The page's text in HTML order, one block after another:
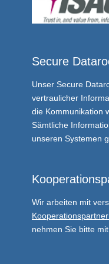
Secure
Unser Secure
vertraulicher
die Kommunikation
Sämtliche
unseren Systemen
Wir arbeiten mit
nehmen Sie bitte